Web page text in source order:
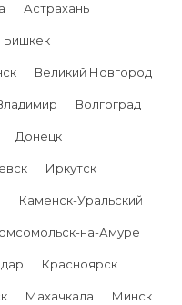
Астрахань
Бишкек
Великий Новгород
Волгоград
Донецк
Иркутск
Каменск-Уральский
на-Амуре
Красноярск
Махачкала Минск